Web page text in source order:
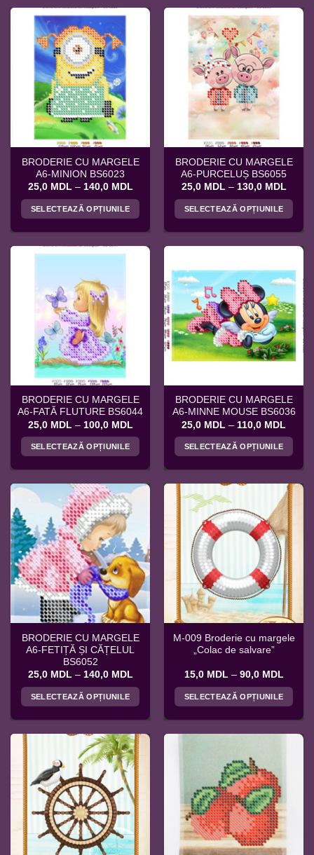
are
mai
multe
variații.
Opțiunile
pot
fi
alese
în
pagina
produsului.
are
mai
multe
variații.
Opțiunile
pot
fi
în
pagina
produsului.
BRODERIE CU MARGELE
A6-MINION BS6023
25,0 MDL – 140,0 MDLInterval
prețuri:
25,0 MDL
la
SELECTEAZĂ OPȚIUNILE
are
multe
variații.
Opțiunile
pot
fi
alese
pagina
produsului.
BRODERIE CU MARGELE
A6-PURCELUȘ BS6055
25,0 MDL – 130,0 MDL
25,0
la
SELECTEAZĂ OPȚIUNILE
mai
multe
variații.
Opțiunile
pot
fi
alese
pagina
produsului.
BRODERIE CU MARGELE
A6-FATĂ FLUTURE BS6044
25,0 MDL – 100,0 MDL
prețuri:
25,0 MDL
la
SELECTEAZĂ OPȚIUNILE
are
mai
multe
variații.
Opțiunile
pot
fi
alese
în
pagina
produsului.
BRODERIE CU MARGELE
A6-MINNE MOUSE BS6036
25,0 MDL – 110,0 MDL
25,0
la
SELECTEAZĂ OPȚIUNILE
mai
multe
variații.
Opțiunile
fi
alese
în
pagina
produsului.
BRODERIE CU MARGELE
A6-FETIȚĂ ȘI CĂȚELUL
BS6052
25,0 MDL – 140,0 MDLInterval
prețuri:
25,0 MDL
la
SELECTEAZĂ OPȚIUNILE
are
mai
multe
variații.
Opțiunile
pot
fi
alese
M-009 Broderie cu margele
„Colac de salvare”
15,0 MDL – 90,0 MDL
prețuri:
15,0
la
SELECTEAZĂ OPȚIUNILE
mai
multe
variații.
Opțiunile
pot
fi
alese